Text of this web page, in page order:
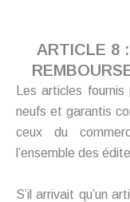
ARTICLE 8
Les articles
neufs et garantis
ceux du
l’ensemble des
S’il arrivait qu’un